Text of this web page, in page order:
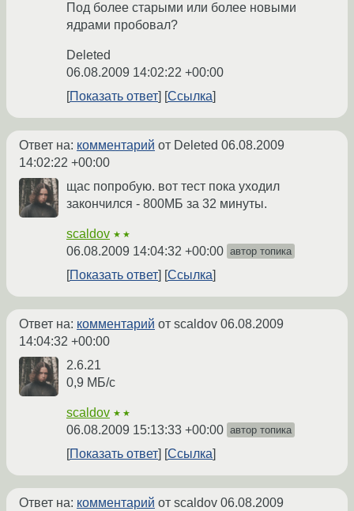
Под более старыми или более новыми
ядрами пробовал?
Deleted
06.08.2009 14:02:22 +00:00
Показать ответ
Ссылка
Ответ на: комментарий от Deleted 06.08.2009
14:02:22 +00:00
щас попробую. вот тест пока уходил
закончился - 800МБ за 32 минуты.
scaldov ★★
06.08.2009 14:04:32 +00:00 автор топика
Показать ответ Ссылка
Ответ на: комментарий от scaldov 06.08.2009
14:04:32 +00:00
2.6.21
0,9 МБ/с
scaldov ★★
06.08.2009 15:13:33 +00:00 автор топика
Показать ответ Ссылка
Ответ на: комментарий от scaldov 06.08.2009